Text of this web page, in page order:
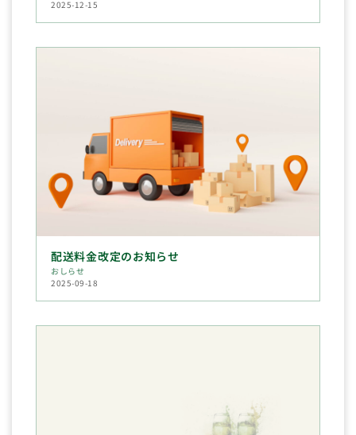
2025-12-15
配送料金改定のお知らせ
おしらせ
2025-09-18